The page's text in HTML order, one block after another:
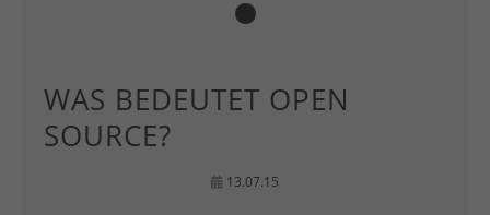
WAS BEDEUTET OPEN
SOURCE?
13.07.15